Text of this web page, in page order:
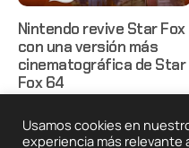
Nintendo revive Star Fox
con una versión más
cinematográfica de Star
Fox 64
Usamos cookies en
experiencia más